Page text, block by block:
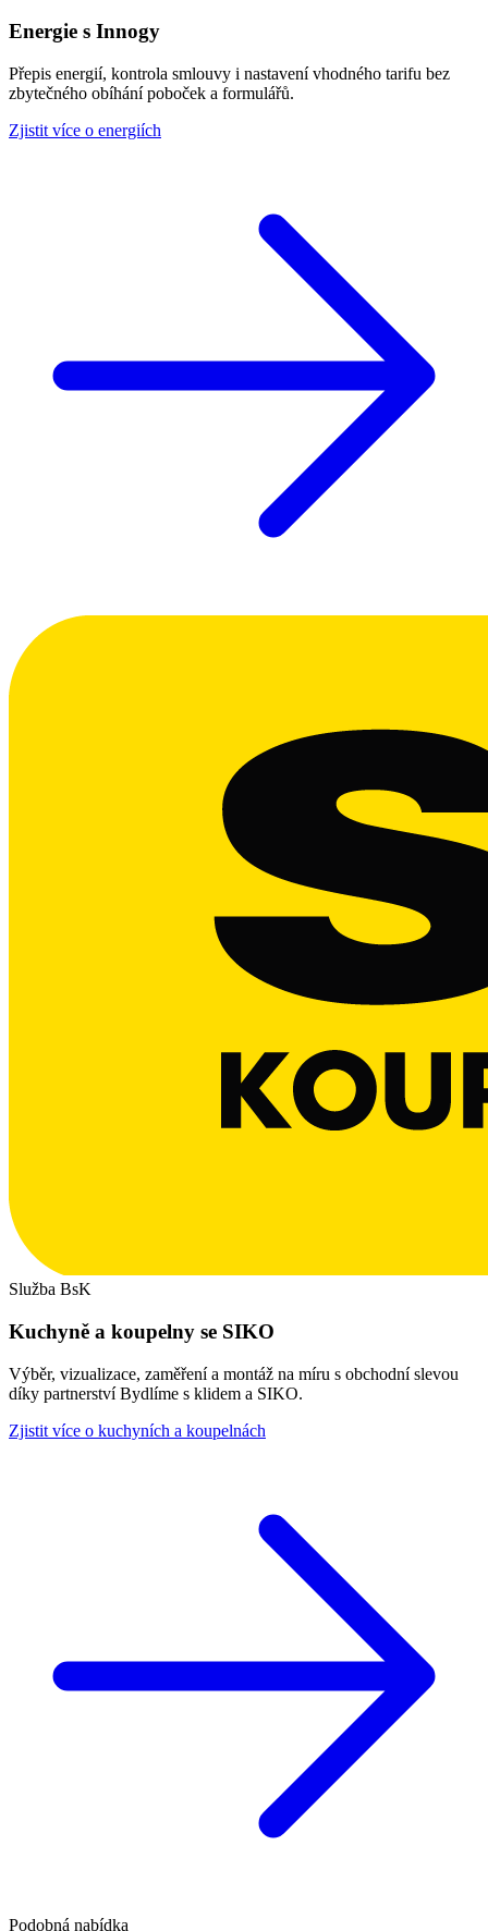
Energie s Innogy
Přepis energií, kontrola smlouvy i nastavení vhodného tarifu bez
zbytečného obíhání poboček a formulářů.
Zjistit více o energiích
Služba BsK
Kuchyně a koupelny se SIKO
Výběr, vizualizace, zaměření a montáž na míru s obchodní slevou
díky partnerství Bydlíme s klidem a SIKO.
Zjistit více o kuchyních a koupelnách
Podobná nabídka